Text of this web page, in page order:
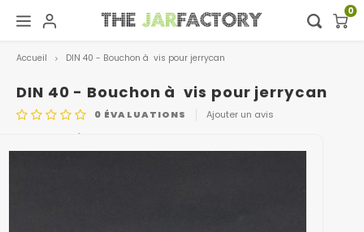
Hoofdmenu / digital showroom
Digital showroom
Hoofdmenu
Langue
0
Accueil DIN 40 - Bouchon à vis pour jerrycan
DIN 40 - Bouchon à vis pour jerrycan
0 ÉVALUATIONS Ajouter un avis
CODE DE L'ARTICLE